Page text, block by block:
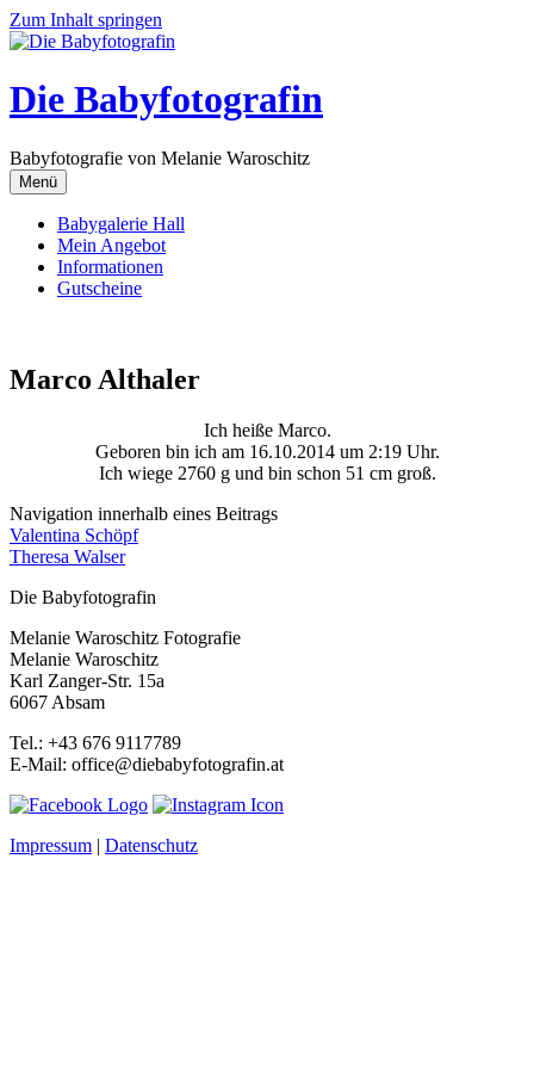
Zum Inhalt springen
Die Babyfotografin
Babyfotografie von Melanie Waroschitz
Menü
Babygalerie Hall
Mein Angebot
Informationen
Gutscheine
Marco Althaler
Ich heiße Marco.
Geboren bin ich am 16.10.2014 um 2:19 Uhr.
Ich wiege 2760 g und bin schon 51 cm groß.
Navigation innerhalb eines Beitrags
Valentina Schöpf
Theresa Walser
Die Babyfotografin
Melanie Waroschitz Fotografie
Melanie Waroschitz
Karl Zanger-Str. 15a
6067 Absam
Tel.: +43 676 9117789
E-Mail: office@diebabyfotografin.at
Impressum | Datenschutz